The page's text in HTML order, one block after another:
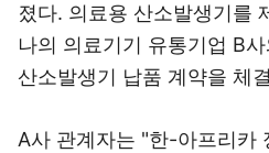
졌다. 의료용 산소발생기를
나의 의료기기 유통기업 B
산소발생기 납품 계약을 체
A사 관계자는 "한-아프리카